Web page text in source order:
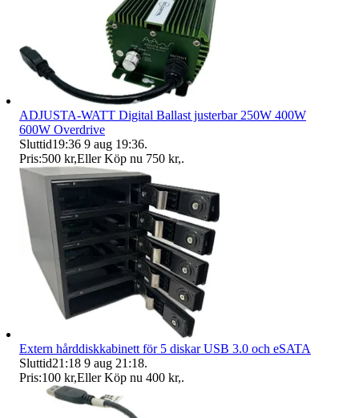
ADJUSTA-WATT Digital Ballast justerbar 250W 400W
600W Overdrive
Sluttid19:36 9 aug 19:36.
Pris:500 kr,Eller Köp nu 750 kr,.
Extern hårddiskkabinett för 5 diskar USB 3.0 och eSATA
Sluttid21:18 9 aug 21:18.
Pris:100 kr,Eller Köp nu 400 kr,.